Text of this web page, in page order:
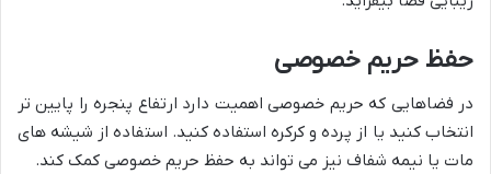
حفظ حریم خصوصی
در فضاهایی که حریم خصوصی اهمیت دارد ارتفاع پنجره را پایین تر
انتخاب کنید یا از پرده و کرکره استفاده کنید. استفاده از شیشه های
مات یا نیمه شفاف نیز می تواند به حفظ حریم خصوصی کمک کند.